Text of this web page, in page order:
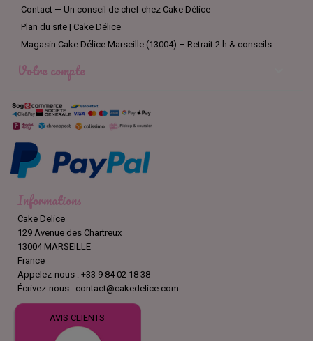
Contact — Un conseil de chef chez Cake Délice
Plan du site | Cake Délice
Magasin Cake Délice Marseille (13004) – Retrait 2 h & conseils
Votre compte
Informations
Cake Delice
129 Avenue des Chartreux
13004 MARSEILLE
France
Appelez-nous : +33 9 84 02 18 38
Écrivez-nous : contact@cakedelice.com
AVIS CLIENTS